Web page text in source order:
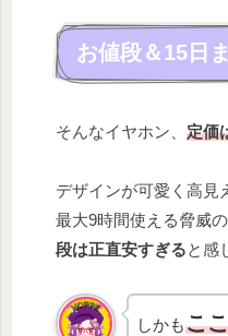
お値段＆15日
そんなイヤホン、 定価
デザインが可愛く高見
最大9時間使える脅威
段は正直安すぎると感
しかもこ